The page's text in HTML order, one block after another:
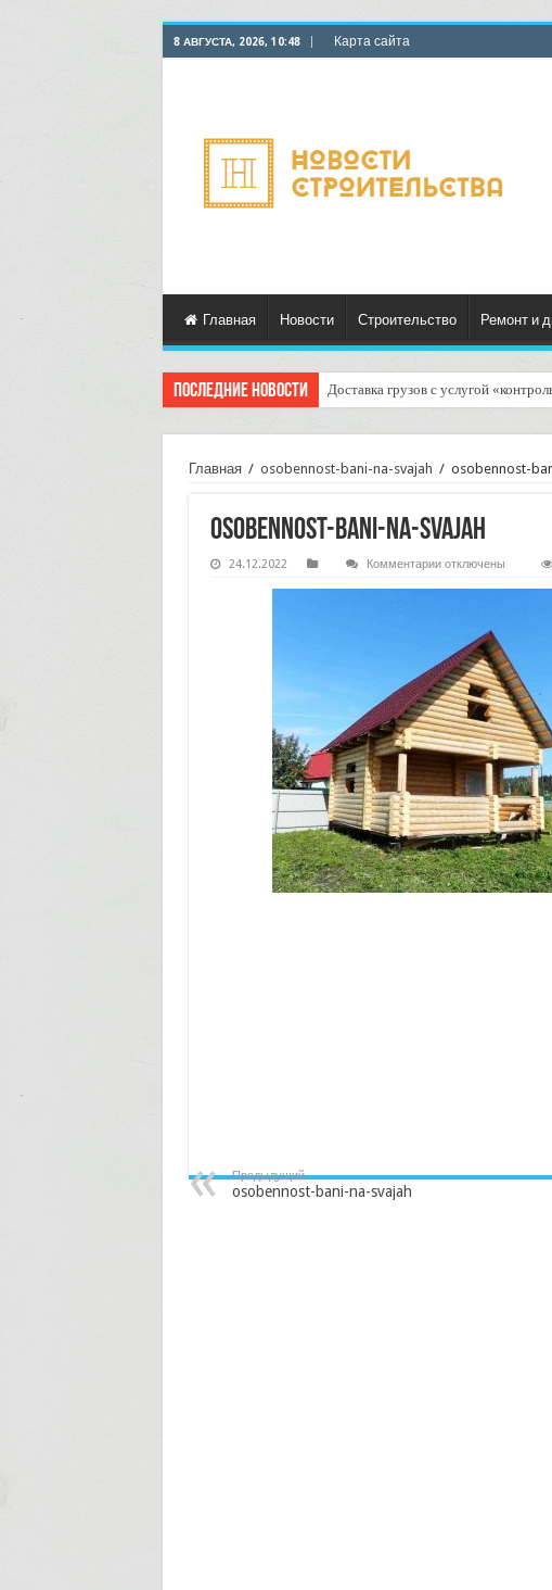
8 АВГУСТА, 2026, 10:48 Карта сайта
Главная Новости Строительство Ремонт и
Последние новости Доставка грузов с услугой
Главная / osobennost-bani-na-svajah / osobennost-
osobennost-bani-na-svajah
24.12.2022 Комментариик
osobennost-
отключены
Предыдущий
osobennost-bani-na-svajah